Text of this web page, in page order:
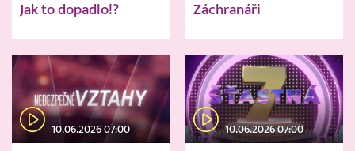
Jak to dopadlo!? Záchranáři
10.06.2026 07:00 10.06.2026 07:00